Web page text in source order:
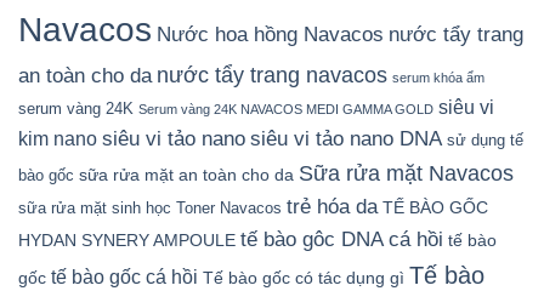
Navacos Nước hoa hồng Navacos nước tẩy trang
an toàn cho da nước tẩy trang navacos serum khóa ẩm
serum vàng 24K Serum vàng 24K NAVACOS MEDI GAMMA GOLD siêu vi
kim nano siêu vi tảo nano siêu vi tảo nano DNA sử dụng tế
bào gốc sữa rửa mặt an toàn cho da Sữa rửa mặt Navacos
sữa rửa mặt sinh học Toner Navacos trẻ hóa da TẾ BÀO GỐC
HYDAN SYNERY AMPOULE tế bào gôc DNA cá hồi tế bào
gốc tế bào gốc cá hồi Tế bào gốc có tác dụng gì Tế bào